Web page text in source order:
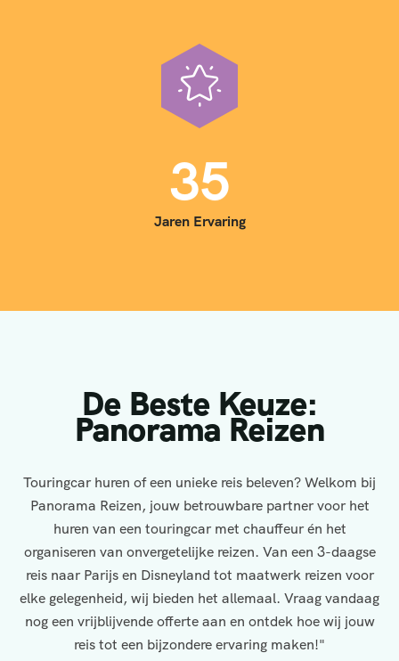
35
Jaren Ervaring
De Beste Keuze:
Panorama Reizen
Touringcar huren of een unieke reis beleven? Welkom bij
Panorama Reizen, jouw betrouwbare partner voor het
huren van een touringcar met chauffeur én het
organiseren van onvergetelijke reizen. Van een 3-daagse
reis naar Parijs en Disneyland tot maatwerk reizen voor
elke gelegenheid, wij bieden het allemaal. Vraag vandaag
nog een vrijblijvende offerte aan en ontdek hoe wij jouw
reis tot een bijzondere ervaring maken!"